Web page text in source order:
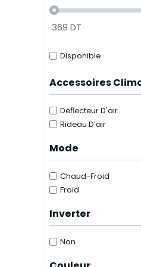
369 DT
Disponible
Accessoires
Déflecteur D'air
Rideau D’air
Mode
Chaud-Froid
Froid
Inverter
Non